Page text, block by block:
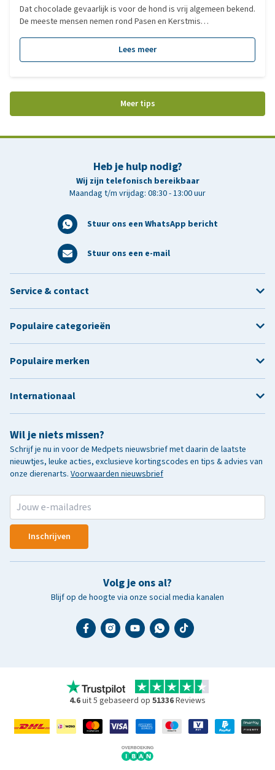
Dat chocolade gevaarlijk is voor de hond is vrij algemeen bekend.
De meeste mensen nemen rond Pasen en Kerstmis
viervoeter chocolade kan binnenkrijgen. Wat veel mensen echter
niet weten, is dat de voor de hond schadelijke stof theobromine
aantocht jouw tuin lenteklaar gaat maken.
Lees meer
Meer tips
Heb je hulp nodig?
Wij zijn telefonisch bereikbaar
Maandag t/m vrijdag: 08:30 - 13:00 uur
Stuur ons een WhatsApp bericht
Stuur ons een e-mail
Wil je niets missen?
Schrijf je nu in voor de Medpets nieuwsbrief met daarin de laatste
nieuwtjes, leuke acties, exclusieve kortingscodes en tips & advies van
onze dierenarts. Voorwaarden nieuwsbrief
Inschrijven
Volg je ons al?
Blijf op de hoogte via onze social media kanalen
Service & contact
Populaire categorieën
Populaire merken
Internationaal
4.6uit 5 gebaseerd op 51336Reviews